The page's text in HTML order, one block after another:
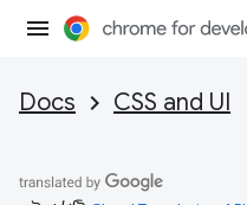
Docs CSS and UI